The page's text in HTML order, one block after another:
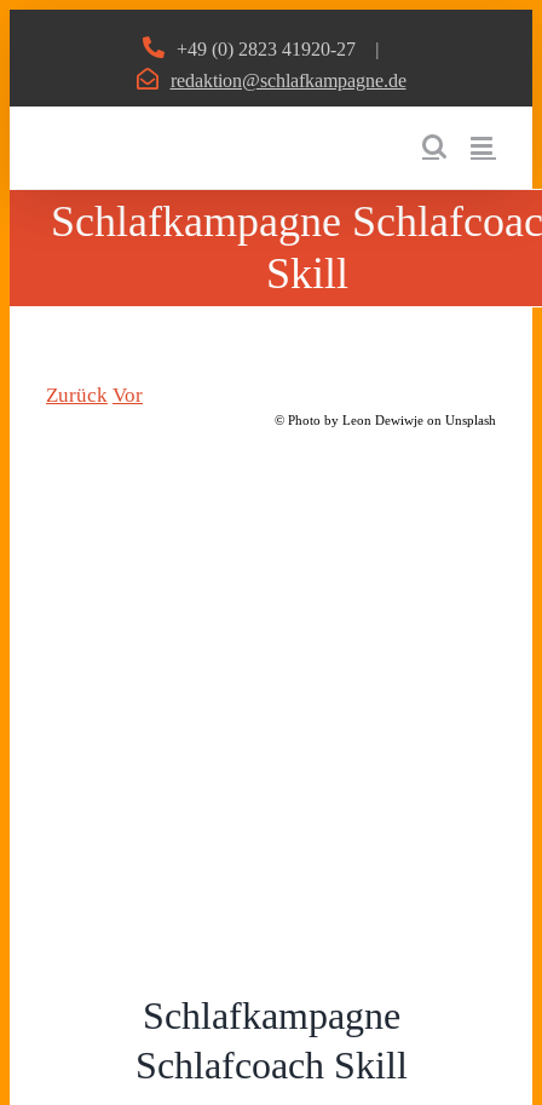
+49 (0) 2823 41920-27
|
redaktion@schlafkampagne.de
Schlafkampagne
Skill
Zurück Vor
© Photo by Leon Dewiwje on Unsplash
Schlafkampagne
Schlafcoach Skill